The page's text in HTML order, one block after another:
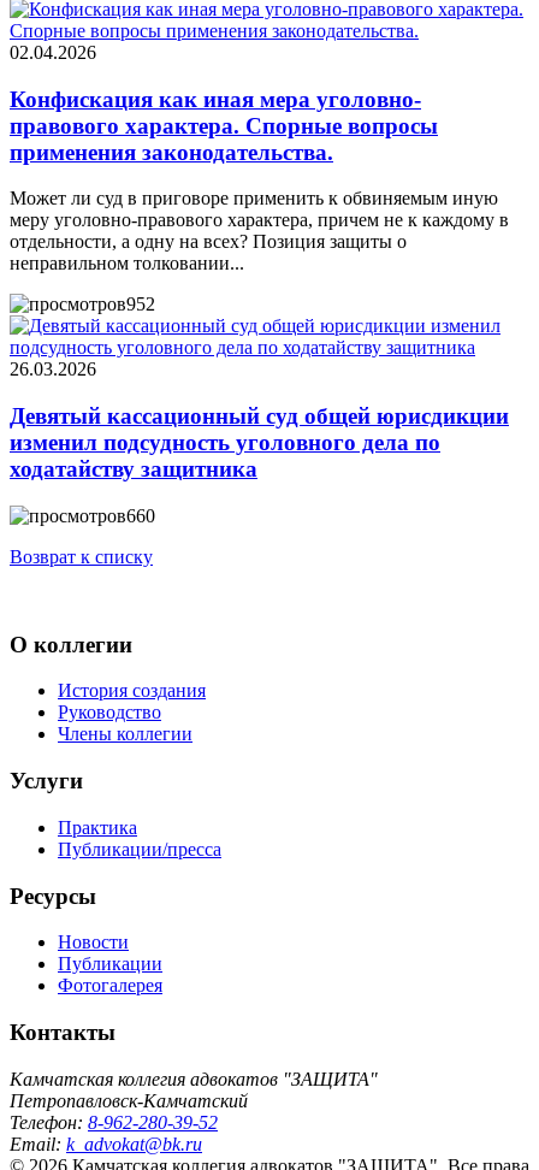
02.04.2026
Конфискация как иная мера уголовно-
правового характера. Спорные вопросы
применения законодательства.
Может ли суд в приговоре применить к обвиняемым иную
меру уголовно-правового характера, причем не к каждому в
отдельности, а одну на всех? Позиция защиты о
неправильном толковании...
952
26.03.2026
Девятый кассационный суд общей юрисдикции
изменил подсудность уголовного дела по
ходатайству защитника
660
Возврат к списку
О коллегии
История создания
Руководство
Члены коллегии
Услуги
Практика
Публикации/пресса
Ресурсы
Новости
Публикации
Фотогалерея
Контакты
Камчатская коллегия адвокатов "ЗАЩИТА"
Петропавловск-Камчатский
Телефон: 8-962-280-39-52
Email: k_advokat@bk.ru
© 2026 Камчатская коллегия адвокатов "ЗАЩИТА". Все права